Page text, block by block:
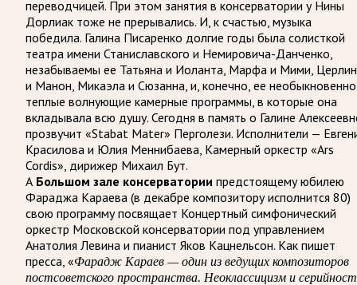
переводчицей. При этом занятия в консерватории у Нины
Дорлиак тоже не прерывались. И, к счастью, музыка
победила. Галина Писаренко долгие годы была солисткой
театра имени Станиславского и Немировича-Данченко,
незабываемы ее Татьяна и Иоланта, Марфа и Мими,
и Манон, Микаэла и Сюзанна, и, конечно, ее необыкновенно
теплые волнующие камерные программы, в которые она
вкладывала всю душу. Сегодня в память о Галине
прозвучит «Stabat Mater» Перголези. Исполнители —
Красилова и Юлия Меннибаева, Камерный оркестр «Ars
Cordis», дирижер Михаил Бут.
А Большом зале консерватории предстоящему юбилею
Фараджа Караева (в декабре композитору исполнится 80)
свою программу посвящает Концертный симфонический
оркестр Московской консерватории под управлением
Анатолия Левина и пианист Яков Кацнельсон. Как пишет
пресса, «Фарадж Караев — один из ведущих композиторов
постсоветского пространства. Неоклассицизм и